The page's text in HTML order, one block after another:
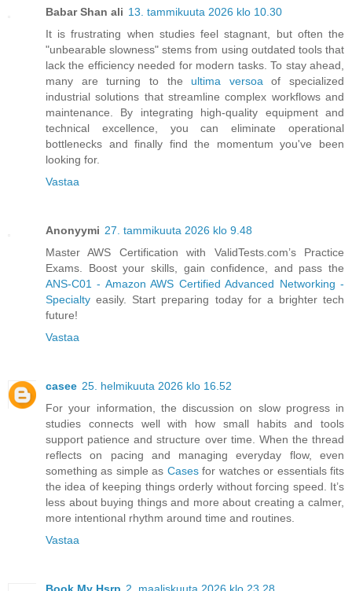
Babar Shan ali 13. tammikuuta 2026 klo 10.30
It is frustrating when studies feel stagnant, but often the
"unbearable slowness" stems from using outdated tools that
lack the efficiency needed for modern tasks. To stay ahead,
many are turning to the ultima versoaof specialized
industrial solutions that streamline complex workflows and
maintenance. By integrating high-quality equipment and
technical excellence, you can eliminate operational
bottlenecks and finally find the momentum you've been
looking for.
Vastaa
Anonyymi 27. tammikuuta 2026 klo 9.48
Master AWS Certification with ValidTests.com’s Practice
Exams. Boost your skills, gain confidence, and pass the
ANS-C01 - Amazon AWS Certified Advanced Networking -
Specialty easily. Start preparing today for a brighter tech
future!
Vastaa
casee 25. helmikuuta 2026 klo 16.52
For your information, the discussion on slow progress in
studies connects well with how small habits and tools
support patience and structure over time. When the thread
reflects on pacing and managing everyday flow, even
something as simple as Casesfor watches or essentials fits
the idea of keeping things orderly without forcing speed. It’s
less about buying things and more about creating a calmer,
more intentional rhythm around time and routines.
Vastaa
Book My Hsrp 2. maaliskuuta 2026 klo 23.28